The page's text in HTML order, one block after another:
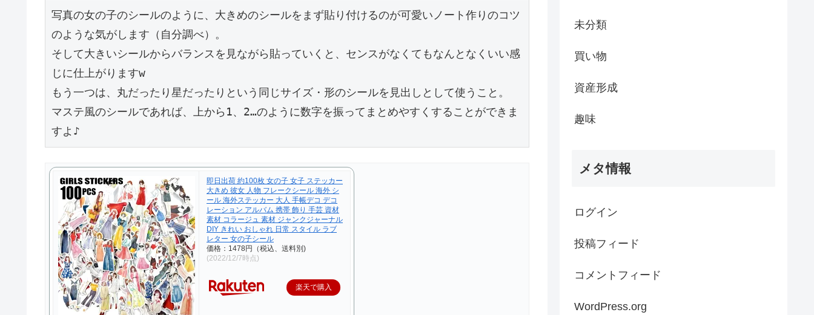
写真の女の子のシールのように、大きめのシールをまず貼り付けるのが可愛いノート作りのコツ
のような気がします（自分調べ）。
そして大きいシールからバランスを見ながら貼っていくと、センスがなくてもなんとなくいい感
じに仕上がりますw
もう一つは、丸だったり星だったりという同じサイズ・形のシールを見出しとして使うこと。
マステ風のシールであれば、上から1、2…のように数字を振ってまとめやすくすることができま
すよ♪
即日出荷 約100枚 女の子 女子 ステッカー
大きめ 彼女 人物 フレークシール 海外 シ
ール 海外ステッカー 大人 手帳デコ デコ
レーション アルバム 携帯 飾り 手芸 資材
素材 コラージュ 素材 ジャンクジャーナル
DIY きれい おしゃれ 日常 スタイル ラブ
レター 女の子シール
価格：1478円（税込、送料別)
(2022/12/7時点)
楽天で購入
未分類
買い物
資産形成
趣味
メタ情報
ログイン
投稿フィード
コメントフィード
WordPress.org